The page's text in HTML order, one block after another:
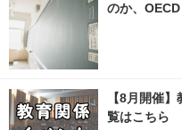
のか、
【8月開催
覧はこちら